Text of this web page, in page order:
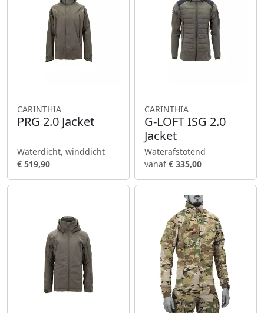
CARINTHIA
PRG 2.0 Jacket
Waterdicht, winddicht
€ 519,90
CARINTHIA
G-LOFT ISG 2.0
Jacket
Waterafstotend
vanaf€ 335,00